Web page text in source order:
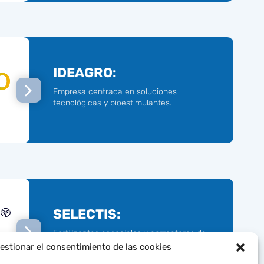
el consentimiento de las cookies
IDEAGRO:
Empresa centrada en soluciones
tecnológicas y bioestimulantes.
SELECTIS:
Fertilizantes especiales y correctores de
carencias nutricionales.